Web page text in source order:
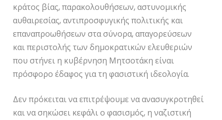
κράτος βίας, παρακολουθήσεων, αστυνομικής
αυθαιρεσίας, αντιπροσφυγικής πολιτικής και
επαναπροωθήσεων στα σύνορα, απαγορεύσεων
και περιστολής των δημοκρατικών ελευθεριών
που στήνει η κυβέρνηση Μητσοτάκη είναι
πρόσφορο έδαφος για τη φασιστική ιδεολογία.
Δεν πρόκειται να επιτρέψουμε να ανασυγκροτηθεί
και να σηκώσει κεφάλι ο φασισμός, η ναζιστική